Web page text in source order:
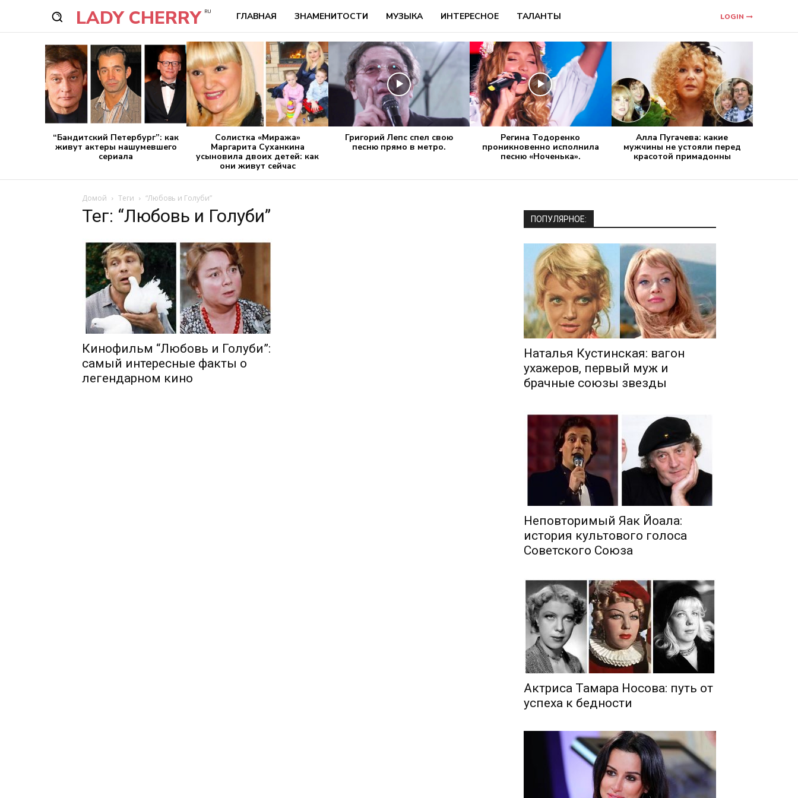
LADY CHERRY RU ГЛАВНАЯ ЗНАМЕНИТОСТИ МУЗЫКА ИНТЕРЕСНОЕ ТАЛАНТЫ LOGIN
“Бандитский Петербург”: как
живут актеры нашумевшего
сериала
Солистка «Миража»
Маргарита Суханкина
усыновила двоих детей: как
они живут сейчас
Григорий Лепс спел свою
песню прямо в метро.
Регина Тодоренко
проникновенно исполнила
песню «Ноченька».
Алла Пугачева: какие
мужчины не устояли перед
красотой примадонны
Домой Теги “Любовь и Голуби”
Тег: “Любовь и Голуби”
Кинофильм “Любовь и Голуби”:
самый интересные факты о
легендарном кино
ПОПУЛЯРНОЕ:
Наталья Кустинская: вагон
ухажеров, первый муж и
брачные союзы звезды
Неповторимый Яак Йоала:
история культового голоса
Советского Союза
Актриса Тамара Носова: путь от
успеха к бедности